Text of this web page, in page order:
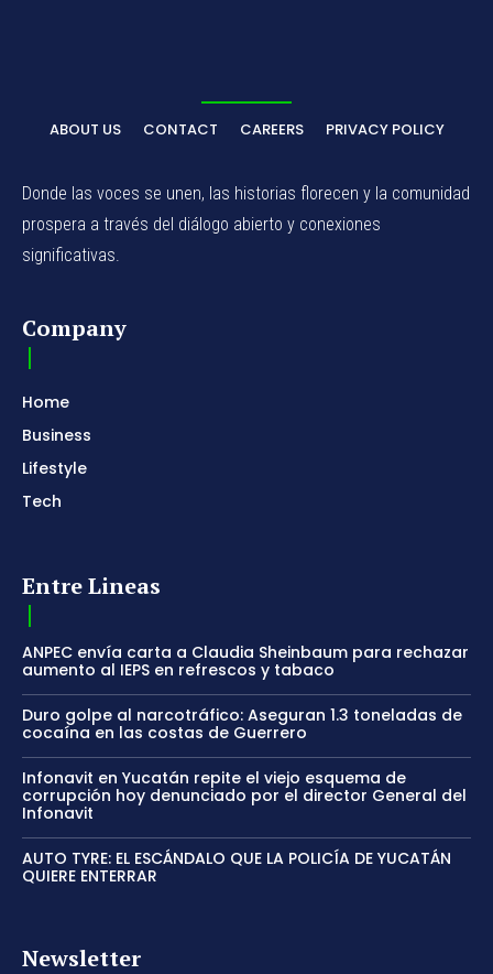
ABOUT US CONTACT CAREERS PRIVACY POLICY
Donde las voces se unen, las historias florecen y la comunidad
prospera a través del diálogo abierto y conexiones
significativas.
Company
Home
Business
Lifestyle
Tech
Entre Lineas
ANPEC envía carta a Claudia Sheinbaum para rechazar
aumento al IEPS en refrescos y tabaco
Duro golpe al narcotráfico: Aseguran 1.3 toneladas de
cocaína en las costas de Guerrero
Infonavit en Yucatán repite el viejo esquema de
corrupción hoy denunciado por el director General del
Infonavit
AUTO TYRE: EL ESCÁNDALO QUE LA POLICÍA DE YUCATÁN
QUIERE ENTERRAR
Newsletter